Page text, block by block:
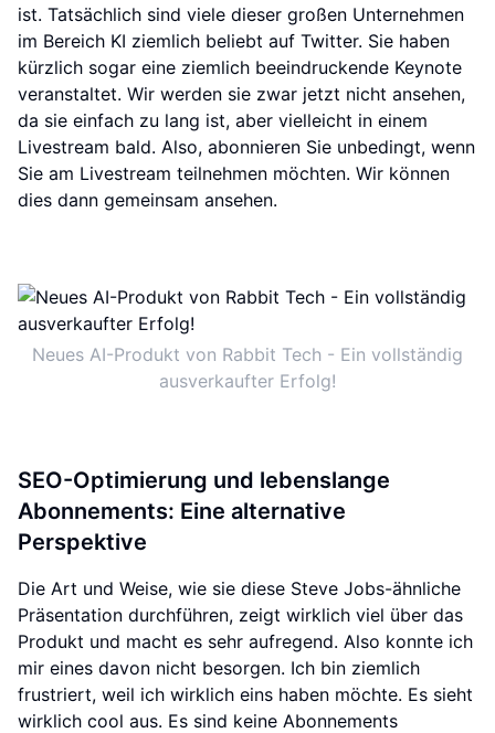
ist. Tatsächlich sind viele dieser großen Unternehmen
im Bereich KI ziemlich beliebt auf Twitter. Sie haben
kürzlich sogar eine ziemlich beeindruckende Keynote
veranstaltet. Wir werden sie zwar jetzt nicht ansehen,
da sie einfach zu lang ist, aber vielleicht in einem
Livestream bald. Also, abonnieren Sie unbedingt, wenn
Sie am Livestream teilnehmen möchten. Wir können
dies dann gemeinsam ansehen.
Neues AI-Produkt von Rabbit Tech - Ein vollständig
ausverkaufter Erfolg!
SEO-Optimierung und lebenslange
Abonnements: Eine alternative
Perspektive
Die Art und Weise, wie sie diese Steve Jobs-ähnliche
Präsentation durchführen, zeigt wirklich viel über das
Produkt und macht es sehr aufregend. Also konnte ich
mir eines davon nicht besorgen. Ich bin ziemlich
frustriert, weil ich wirklich eins haben möchte. Es sieht
wirklich cool aus. Es sind keine Abonnements